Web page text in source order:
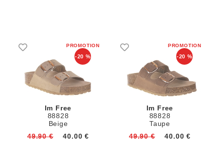
-20 %
Im Free
88828
Beige
49.90 €
40.00 €
-20 %
Im Free
88828
Taupe
49.90 €
40.00 €